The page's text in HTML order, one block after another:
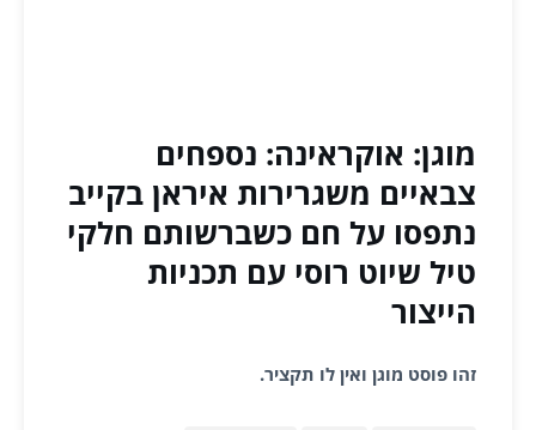
מוגן: אוקראינה: נספחים
צבאיים משגרירות איראן בקייב
נתפסו על חם כשברשותם חלקי
טיל שיוט רוסי עם תכניות
הייצור
זהו פוסט מוגן ואין לו תקציר.